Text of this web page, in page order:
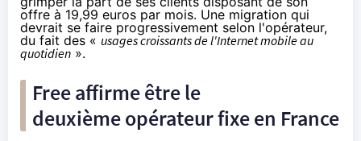
offre à 19,99 euros par mois. Une migration qui
devrait se faire progressivement selon l'opérateur,
du fait des « usages croissants de l'Internet mobile au
quotidien ».
Freeaffirme être le
deuxième opérateur fixe en France